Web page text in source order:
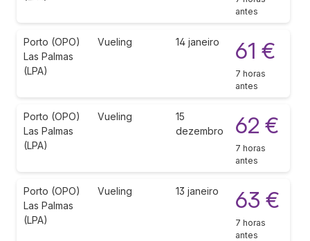
antes
Porto (OPO)
Las Palmas
(LPA)
Vueling 14 janeiro 61 €
7 horas
antes
Porto (OPO)
Las Palmas
(LPA)
Vueling
15
dezembro
62 €
7 horas
antes
Porto (OPO)
Las Palmas
(LPA)
Vueling 13 janeiro 63 €
7 horas
antes